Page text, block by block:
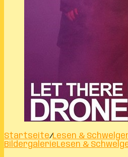
Startseite/Lesen &
BildergalerieLesen &